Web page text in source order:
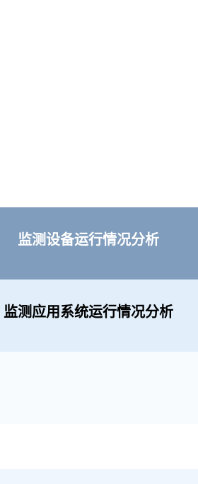
监测设备运行情况分析
监测应用系统运行情况分析